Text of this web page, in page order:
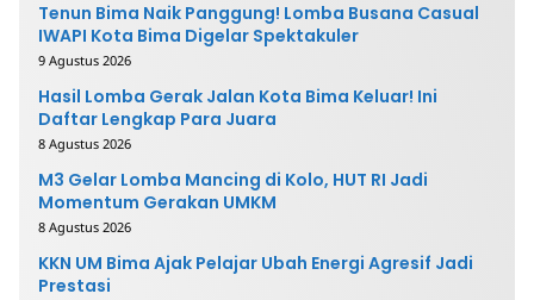
Tenun Bima Naik Panggung! Lomba Busana Casual
IWAPI Kota Bima Digelar Spektakuler
9 Agustus 2026
Hasil Lomba Gerak Jalan Kota Bima Keluar! Ini
Daftar Lengkap Para Juara
8 Agustus 2026
M3 Gelar Lomba Mancing di Kolo, HUT RI Jadi
Momentum Gerakan UMKM
8 Agustus 2026
KKN UM Bima Ajak Pelajar Ubah Energi Agresif Jadi
Prestasi